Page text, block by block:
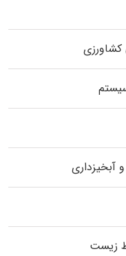
کشاورزی
آبخیزداری
زیست